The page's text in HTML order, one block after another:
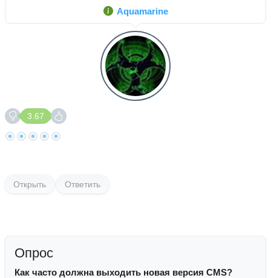
Aquamarine
3.67
Открыть Ответить
Опрос
Как часто должна выходить новая версия CMS?